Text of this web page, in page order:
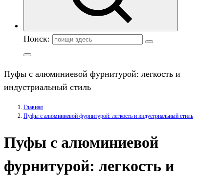
Поиск:
Пуфы с алюминиевой фурнитурой: легкость и
индустриальный стиль
Главная
Пуфы с алюминиевой фурнитурой: легкость и индустриальный стиль
Пуфы с алюминиевой
фурнитурой: легкость и